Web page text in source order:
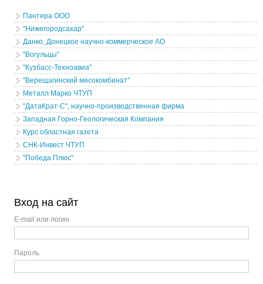
Пантера ООО
"Нижегородсахар"
Данко, Донецкое научно-коммерческое АО
"Вогульцы"
"Кузбасс-Техноавиа"
"Верещагинский мясокомбинат"
Металл Марко ЧТУП
"ДатаКрат-С", научно-производственная фирма
Западная Горно-Геологическая Компания
Курс областная газета
СНК-Инвест ЧТУП
"Победа Плюс"
Вход на сайт
E-mail или логин
Пароль